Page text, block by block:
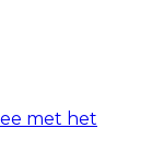
met het